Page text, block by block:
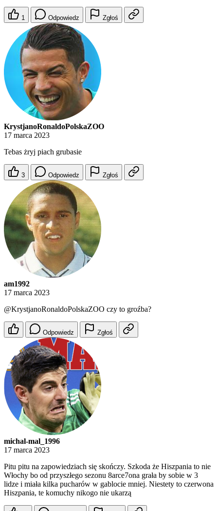
1 Odpowiedz Zgłoś
KrystjanoRonaldoPolskaZOO
17 marca 2023
Tebas żryj piach grubasie
3 Odpowiedz Zgłoś
am1992
17 marca 2023
@KrystjanoRonaldoPolskaZOO czy to groźba?
Odpowiedz Zgłoś
michal-mal_1996
17 marca 2023
Pitu pitu na zapowiedziach się skończy. Szkoda że Hiszpania to nie
Włochy bo od przyszłego sezonu 8arce7ona grała by sobie w 3
lidze i miała kilka pucharów w gablocie mniej. Niestety to czerwona
Hiszpania, te komuchy nikogo nie ukarzą